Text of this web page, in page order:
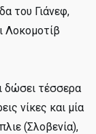
του Γιάνεφ,
Λοκομοτίβ
δώσει τέσσερα
νίκες και μία
(Σλοβενία),